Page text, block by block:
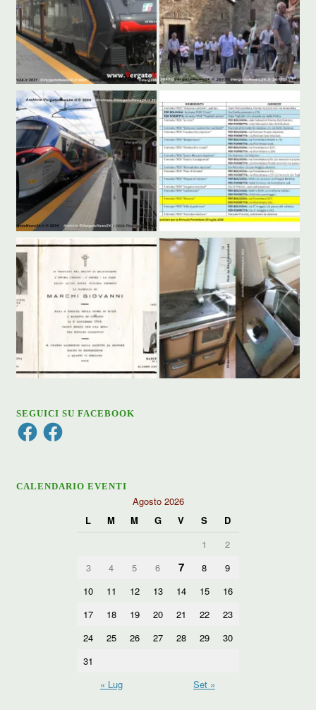
SEGUICI SU FACEBOOK
FacebookFacebook
CALENDARIO EVENTI
Agosto 2026
L
M M G V S
D
1
2
3
4 5 6 7 8
9
10
11 12 13 14 15
16
17
18 19 20 21 22
23
24
25 26 27 28 29
30
31
« Lug
Set »